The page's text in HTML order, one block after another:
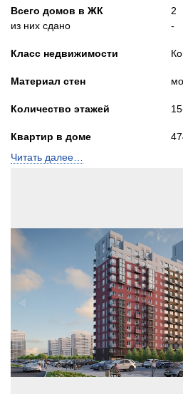
Всего домов в ЖК
из них сдано
Класс недвижимости
Материал стен
Количество этажей
Квартир в доме
количество подъездов
2
-
Застройщик:ООО СЗ МЕРИДИАН
Телефон консультанта
• ВЫБРАТЬ КВАРТИРУ
Читать далее…